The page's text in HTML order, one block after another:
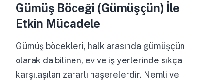
Gümüş Böceği (Gümüşçün) İle
Etkin Mücadele
Gümüş böcekleri, halk arasında gümüşçün
olarak da bilinen, ev ve iş yerlerinde sıkça
karşılaşılan zararlı haşerelerdir. Nemli ve